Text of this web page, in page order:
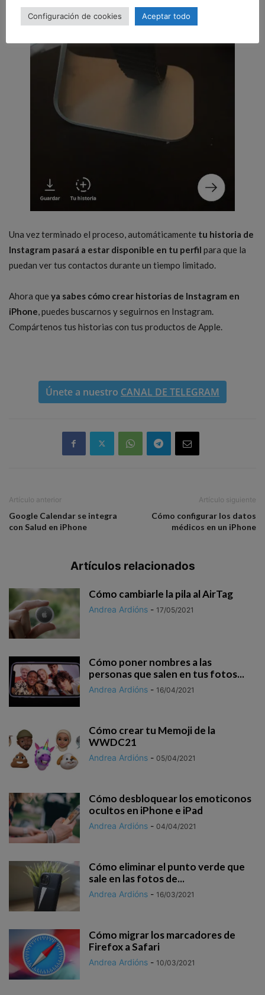
Una vez terminado el proceso, automáticamente tu historia de
Instagram pasará a estar disponible en tu perfil para que la
puedan ver tus contactos durante un tiempo limitado.
Ahora que ya sabes cómo crear historias de Instagram en
iPhone, puedes buscarnos y seguirnos en Instagram.
Compártenos tus historias con tus productos de Apple.
Únete a nuestro CANAL DE TELEGRAM
Artículo anterior
Google Calendar se integra
con Salud en iPhone
Artículo siguiente
Cómo configurar los datos
médicos en un iPhone
Artículos relacionados
Cómo cambiarle la pila al AirTag
Andrea Ardións - 17/05/2021
Cómo poner nombres a las
personas que salen en tus fotos...
Andrea Ardións - 16/04/2021
Cómo crear tu Memoji de la
WWDC21
Andrea Ardións - 05/04/2021
Cómo desbloquear los emoticonos
ocultos en iPhone e iPad
Andrea Ardións - 04/04/2021
Cómo eliminar el punto verde que
sale en las fotos de...
Andrea Ardións - 16/03/2021
Cómo migrar los marcadores de
Firefox a Safari
Andrea Ardións - 10/03/2021
Configuración de cookies Aceptar todo